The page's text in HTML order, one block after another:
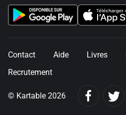
Contact Aide Livres
Recrutement
© Kartable 2026